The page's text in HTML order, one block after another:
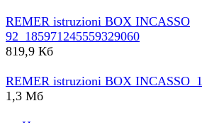
REMER istruzioni BOX INCASSO
92_185971245559329060
819,9 Кб
REMER istruzioni BOX
1,3 Мб